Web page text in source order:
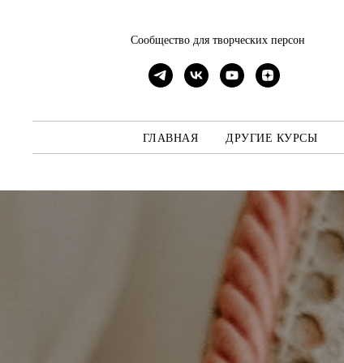
Сообщество для творческих персон
ГЛАВНАЯ ДРУГИЕ КУРСЫ